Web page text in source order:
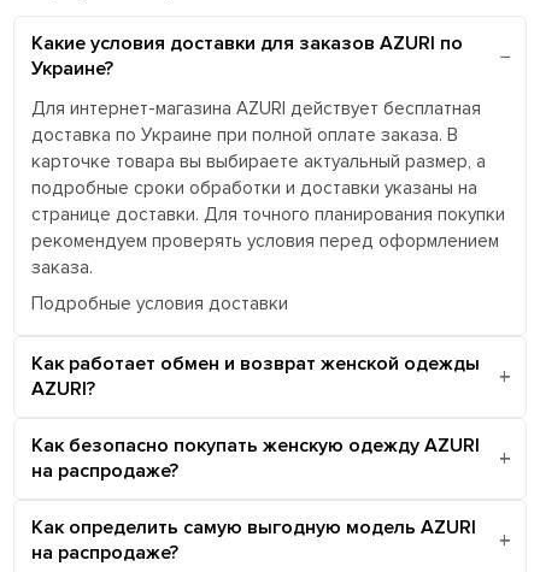
Какие условия доставки для заказов AZURI по
Украине?
Для интернет-магазина AZURI действует бесплатная
доставка по Украине при полной оплате заказа. В
карточке товара вы выбираете актуальный размер, а
подробные сроки обработки и доставки указаны на
странице доставки. Для точного планирования покупки
рекомендуем проверять условия перед оформлением
заказа.
Подробные условия доставки
Как работает обмен и возврат женской одежды
AZURI?
Как безопасно покупать женскую одежду AZURI
на распродаже?
Как определить самую выгодную модель AZURI
на распродаже?